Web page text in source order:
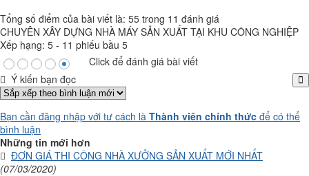
Tổng số điểm của bài viết là: 55 trong 11 đánh giá
CHUYÊN XÂY DỰNG NHÀ MÁY SẢN XUẤT TẠI KHU CÔNG NGHIỆP
Xếp hạng: 5 - 11 phiếu bầu 5
Click để đánh giá bài viết
Ý kiến bạn đọc
Bạn cần đăng nhập với tư cách là Thành viên chính thức để có thể
bình luận
Những tin mới hơn
ĐƠN GIÁ THI CÔNG NHÀ XƯỞNG SẢN XUẤT MỚI NHẤT
(07/03/2020)